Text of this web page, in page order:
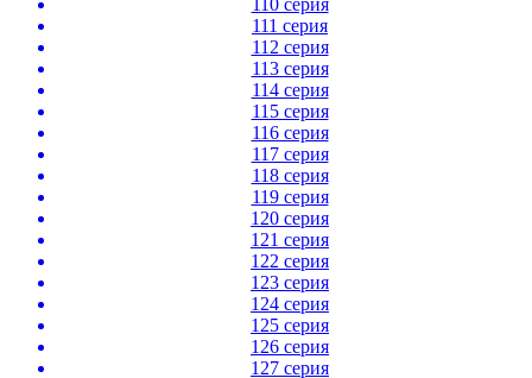
110 серия
111 серия
112 серия
113 серия
114 серия
115 серия
116 серия
117 серия
118 серия
119 серия
120 серия
121 серия
122 серия
123 серия
124 серия
125 серия
126 серия
127 серия